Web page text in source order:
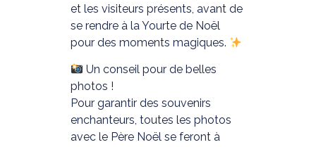
et les visiteurs présents, avant de
se rendre à la Yourte de Noël
pour des moments magiques.
Un conseil pour de belles
photos !
Pour garantir des souvenirs
enchanteurs, toutes les photos
avec le Père Noël se feront à